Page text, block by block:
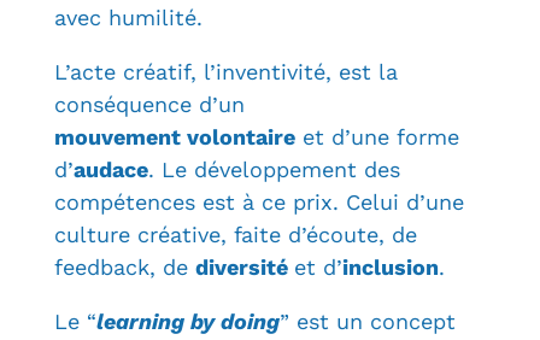
avec humilité.
L’acte créatif, l’inventivité, est la
conséquence d’un
mouvement volontaireet d’une forme
d’audace. Le développement des
compétences est à ce prix. Celui d’une
culture créative, faite d’écoute, de
feedback, de diversité et d’inclusion.
Le “learning by doing” est un concept